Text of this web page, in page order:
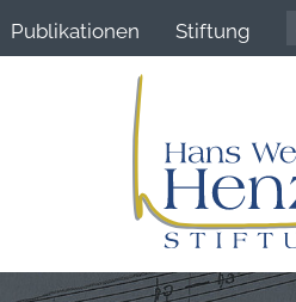
Publikationen Stiftung